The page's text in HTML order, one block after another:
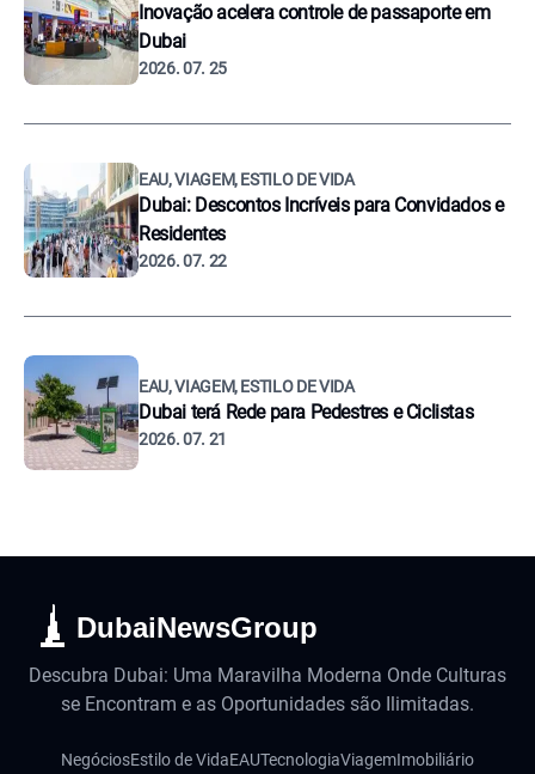
Inovação acelera controle de passaporte em
Dubai
2026. 07. 25
EAU, VIAGEM, ESTILO DE VIDA
Dubai: Descontos Incríveis para Convidados e
Residentes
2026. 07. 22
EAU, VIAGEM, ESTILO DE VIDA
Dubai terá Rede para Pedestres e Ciclistas
2026. 07. 21
DubaiNewsGroup
Descubra Dubai: Uma Maravilha Moderna Onde Culturas
se Encontram e as Oportunidades são Ilimitadas.
NegóciosEstilo de VidaEAUTecnologiaViagemImobiliário